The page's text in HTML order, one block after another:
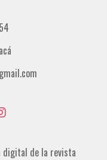
digital de la revista